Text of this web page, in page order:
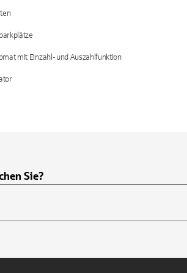
mit Einzahl- und Auszahlfunktion
Sie?